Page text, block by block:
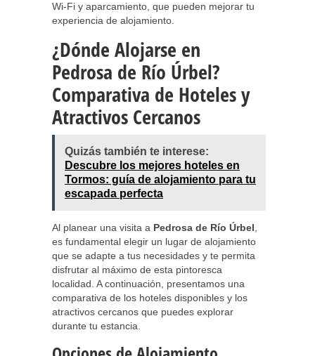
Wi-Fi y aparcamiento, que pueden mejorar tu
experiencia de alojamiento.
¿Dónde Alojarse en
Pedrosa de Río Úrbel?
Comparativa de Hoteles y
Atractivos Cercanos
Quizás también te interese:
Descubre los mejores hoteles en
Tormos: guía de alojamiento para tu
escapada perfecta
Al planear una visita a Pedrosa de Río Úrbel
es fundamental elegir un lugar de alojamiento
que se adapte a tus necesidades y te permita
disfrutar al máximo de esta pintoresca
localidad. A continuación, presentamos una
comparativa de los hoteles disponibles y los
atractivos cercanos que puedes explorar
durante tu estancia.